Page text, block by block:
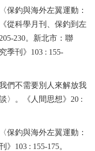
〈保釣與海外左翼運動：
從科學月刊、保釣到左
205-230。新北市：聯
季刊》 103 : 155-
們不需要別人來解放我
〉。《人間思想》 20 :
〈保釣與海外左翼運動：
》 103 : 155-175。